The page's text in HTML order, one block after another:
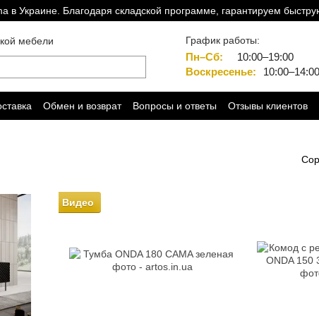
в Украине. Благодаря складской программе, гарантируем
мебели
График работы:
Пн–Сб:
10:00–19:00
Воскресенье:
10:00–14:00
Обмен и возврат Вопросы и ответы Отзывы клиентов
Видео